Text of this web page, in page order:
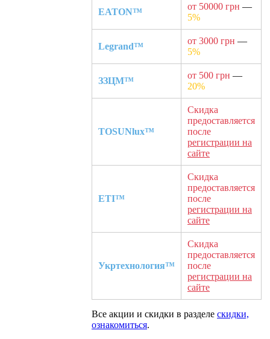
EATON™
от 50000 грн —
5%
Legrand™
от 3000 грн —
5%
ЗЗЦМ™
от 500 грн —
20%
TOSUNlux™
Скидка
предоставляется
после
регистрации на
сайте
ETI™
Скидка
предоставляется
после
регистрации на
сайте
Укртехнология™
Скидка
предоставляется
после
регистрации на
сайте
Все акции и скидки в разделе скидки,
ознакомиться.